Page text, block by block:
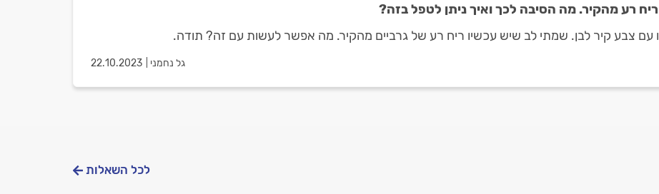
רע מהקיר. מה הסיבה לכך ואיך ניתן לטפל בזה?
עם צבע קיר לבן. שמתי לב שיש עכשיו ריח רע של גרביים מהקיר. מה אפשר לעשות עם זה? תודה.
גל נחמני 22.10.2023
לכל השאלות